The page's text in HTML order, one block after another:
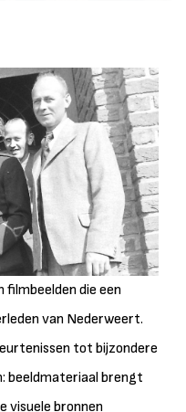
filmbeelden die een
van Nederweert.
tot bijzondere
beeldmateriaal brengt
visuele bronnen